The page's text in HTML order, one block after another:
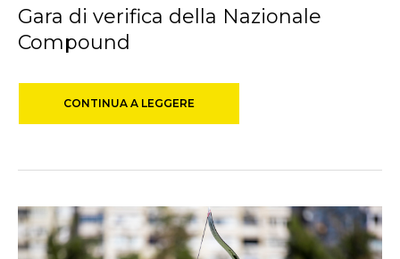
Gara di verifica della Nazionale
Compound
CONTINUA A LEGGERE